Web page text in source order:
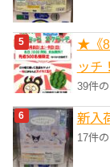
★《8
ッチ
39件
新入
17件